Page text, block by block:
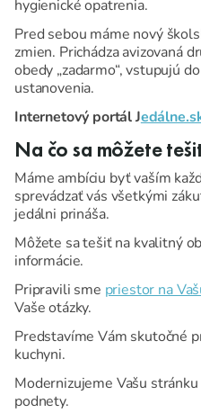
hygienické opatrenia.
Pred sebou máme nový
zmien. Prichádza avizovaná
obedy „zadarmo“, vstupujú
ustanovenia.
Internetový portál J
Na čo sa môžete
Máme ambíciu byť vaším
sprevádzať vás všetkými
jedálni prináša.
Môžete sa tešiť na kvalitný
informácie.
Pripravili sme priestor na
Vaše otázky.
Predstavíme Vám skutočné
kuchyni.
Modernizujeme Vašu
podnety.